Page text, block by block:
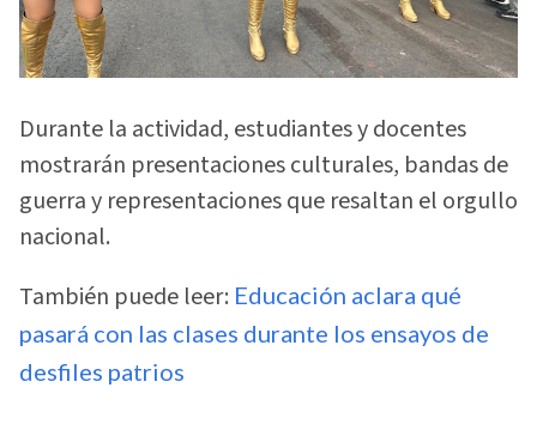
Durante la actividad, estudiantes y docentes
mostrarán presentaciones culturales, bandas de
guerra y representaciones que resaltan el orgullo
nacional.
También puede leer: Educación aclara qué
pasará con las clases durante los ensayos de
desfiles patrios